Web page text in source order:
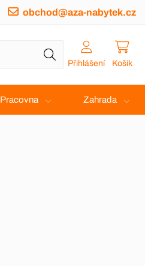
obchod@aza-nabytek.cz
Přihlášení Košík
Pracovna Zahrada